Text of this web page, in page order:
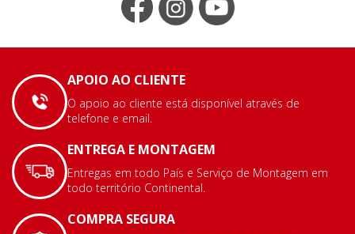
APOIO AO CLIENTE
O apoio ao cliente está disponível através de
telefone e email.
ENTREGA E MONTAGEM
Entregas em todo País e Serviço de Montagem em
todo território Continental.
COMPRA SEGURA